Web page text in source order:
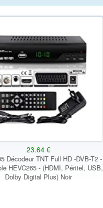
23.64 €
Décodeur TNT Full HD -DVB-T2 -
HEVC265 - (HDMI, Péritel, USB,
Dolby Digital Plus) Noir